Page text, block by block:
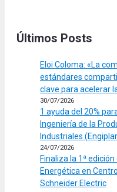
Últimos Posts
Eloi Coloma: «La
estándares
clave para acelerar
30/07/2026
1 ayuda del 20%
Ingeniería de la
Industriales
24/07/2026
Finaliza la 1ª
Energética en
Schneider Electric